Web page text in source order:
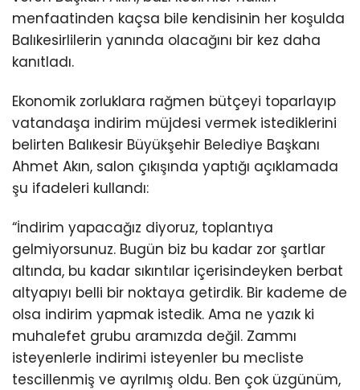
menfaatinden kaçsa bile kendisinin her koşulda
Balıkesirlilerin yanında olacağını bir kez daha
kanıtladı.
Ekonomik zorluklara rağmen bütçeyi toparlayıp
vatandaşa indirim müjdesi vermek istediklerini
belirten Balıkesir Büyükşehir Belediye Başkanı
Ahmet Akın, salon çıkışında yaptığı açıklamada
şu ifadeleri kullandı:
“İndirim yapacağız diyoruz, toplantıya
gelmiyorsunuz. Bugün biz bu kadar zor şartlar
altında, bu kadar sıkıntılar içerisindeyken berbat
altyapıyı belli bir noktaya getirdik. Bir kademe de
olsa indirim yapmak istedik. Ama ne yazık ki
muhalefet grubu aramızda değil. Zammı
isteyenlerle indirimi isteyenler bu mecliste
tescillenmiş ve ayrılmış oldu. Ben çok üzgünüm,